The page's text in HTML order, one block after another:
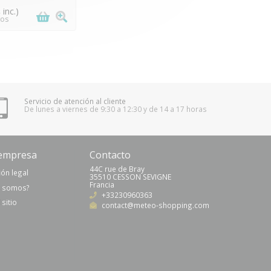
(8 notas)
Servicio de atención al cliente
De lunes a viernes de 9:30 a 12:30 y de 14 a 17 horas
legal
somos?
sitio
Contacto
44C rue de Bray
35510 CESSON SEVIGNE
Francia
+33230960363
contact@meteo-shopping.com